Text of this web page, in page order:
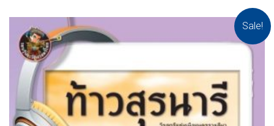
Sale!